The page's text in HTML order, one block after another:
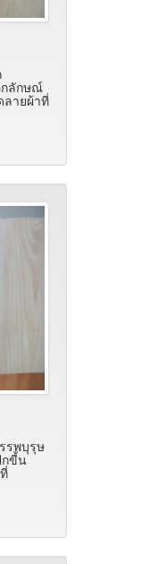
กลักษณ์
ลายผ้าที่
รพบุรุษ
กขี้น